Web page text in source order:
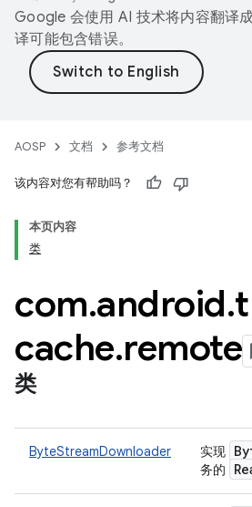
Google 会使用 AI 技术将内容翻译
译可能包含错误。
AOSP 文档 参考文档
该内容对您有帮助吗？
本页内容
类
com.android.
cache.remote
类
ByteStreamDownloader 实现
务的